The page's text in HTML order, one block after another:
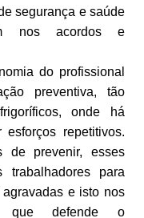
segurança e saúde
nos acordos e
do profissional
preventiva, tão
onde há
repetitivos.
de prevenir, esses
trabalhadores para
e isto nos
que defende o